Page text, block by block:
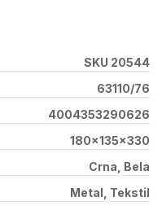
SKU 20544
63110/76
4004353290626
180x135x330
Crna, Bela
Metal, Tekstil